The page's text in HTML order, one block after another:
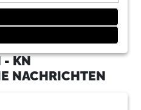
- KN
NACHRICHTEN